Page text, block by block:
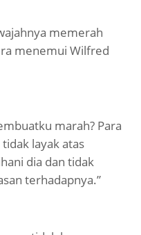
memerah
menemui Wilfred
marah? Para
layak atas
dia dan tidak
terhadapnya.”